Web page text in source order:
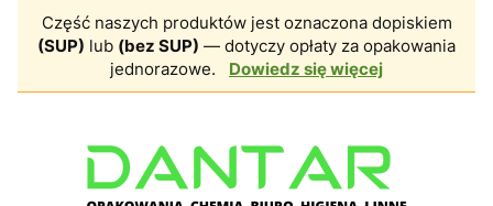
Część naszych produktów jest oznaczona dopiskiem
(SUP) lub (bez SUP) — dotyczy opłaty za opakowania
jednorazowe.
Dowiedz się więcej